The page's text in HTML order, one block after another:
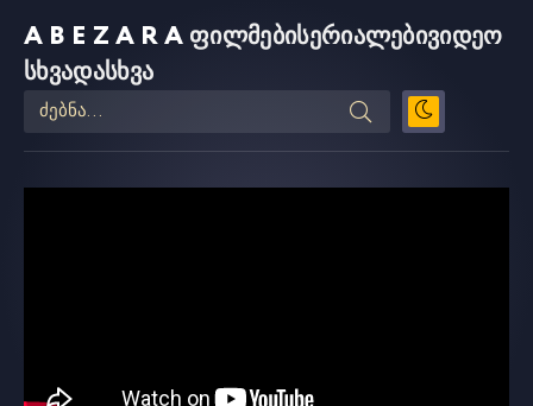
ABEZARA ფილმებისერიალებივიდეო
სხვადასხვა